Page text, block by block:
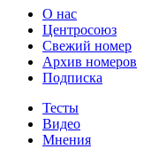
О нас
Центросоюз
Свежий номер
Архив номеров
Подписка
Тесты
Видео
Мнения